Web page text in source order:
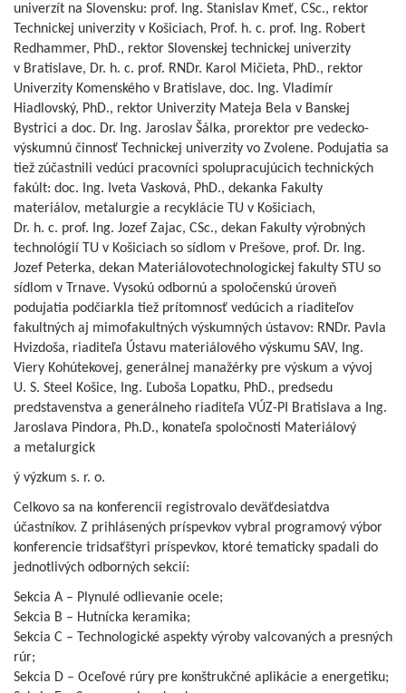
univerzít na Slovensku: prof. Ing. Stanislav Kmeť, CSc., rektor
Technickej univerzity v Košiciach, Prof. h. c. prof. Ing. Robert
Redhammer, PhD., rektor Slovenskej technickej univerzity
v Bratislave, Dr. h. c. prof. RNDr. Karol Mičieta, PhD., rektor
Univerzity Komenského v Bratislave, doc. Ing. Vladimír
Hiadlovský, PhD., rektor Univerzity Mateja Bela v Banskej
Bystrici a doc. Dr. Ing. Jaroslav Šálka, prorektor pre vedecko-
výskumnú činnosť Technickej univerzity vo Zvolene. Podujatia sa
tiež zúčastnili vedúci pracovníci spolupracujúcich technických
fakúlt: doc. Ing. Iveta Vasková, PhD., dekanka Fakulty
materiálov, metalurgie a recyklácie TU v Košiciach,
Dr. h. c. prof. Ing. Jozef Zajac, CSc., dekan Fakulty výrobných
technológií TU v Košiciach so sídlom v Prešove, prof. Dr. Ing.
Jozef Peterka, dekan Materiálovotechnologickej fakulty STU so
sídlom v Trnave. Vysokú odbornú a spoločenskú úroveň
podujatia podčiarkla tiež prítomnosť vedúcich a riaditeľov
fakultných aj mimofakultných výskumných ústavov: RNDr. Pavla
Hvizdoša, riaditeľa Ústavu materiálového výskumu SAV, Ing.
Viery Kohútekovej, generálnej manažérky pre výskum a vývoj
U. S. Steel Košice, Ing. Ľuboša Lopatku, PhD., predsedu
predstavenstva a generálneho riaditeľa VÚZ-PI Bratislava a Ing.
Jaroslava Pindora, Ph.D., konateľa spoločnosti Materiálový
a metalurgick
ý výzkum s. r. o.
Celkovo sa na konferencii registrovalo deväťdesiatdva
účastníkov. Z prihlásených príspevkov vybral programový výbor
konferencie tridsaťštyri príspevkov, ktoré tematicky spadali do
jednotlivých odborných sekcií:
Sekcia A – Plynulé odlievanie ocele;
Sekcia B – Hutnícka keramika;
Sekcia C – Technologické aspekty výroby valcovaných a presných
rúr;
Sekcia D – Oceľové rúry pre konštrukčné aplikácie a energetiku;